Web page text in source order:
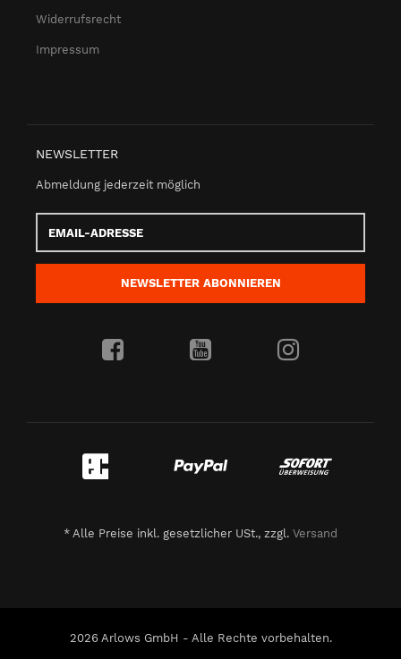
Widerrufsrecht
Impressum
NEWSLETTER
Abmeldung jederzeit möglich
Adresse
NEWSLETTER ABONNIEREN
* Alle Preise inkl. gesetzlicher USt., zzgl. Versand
2026 Arlows GmbH - Alle Rechte vorbehalten.